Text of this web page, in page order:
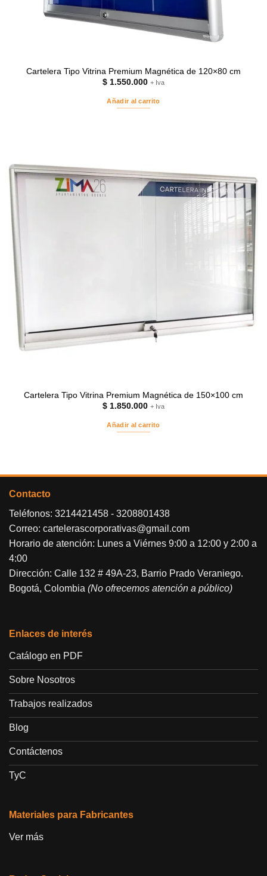
Cartelera Tipo Vitrina Premium Magnética de 120×80 cm
$ 1.550.000 + Iva
Añadir al carrito
Cartelera Tipo Vitrina Premium Magnética de 150×100 cm
$ 1.850.000 + Iva
Añadir al carrito
Contacto
Teléfonos: 3214421458 - 3208801438
Correo: cartelerascorporativas@gmail.com
Horario de atención: Lunes a Viérnes 9:00 a 12:00 y 2:00 a
4:00
Dirección: Calle 132 # 49A-23, Barrio Prado Veraniego.
Bogotá, Colombia (No ofrecemos atención a público)
Enlaces de interés
Catálogo en PDF
Sobre Nosotros
Trabajos realizados
Blog
Contáctenos
TyC
Materiales para Fabricantes
Ver más